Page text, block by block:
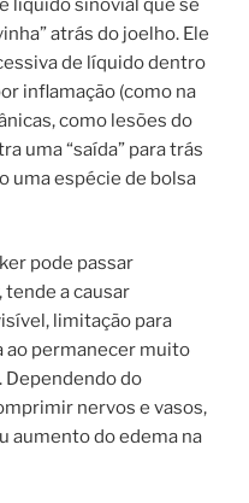
líquido sinovial que se
atrás do joelho. Ele
de líquido dentro
inflamação (como na
como lesões do
uma “saída” para trás
uma espécie de bolsa
pode passar
tende a causar
limitação para
ao permanecer muito
Dependendo do
nervos e vasos,
aumento do edema na